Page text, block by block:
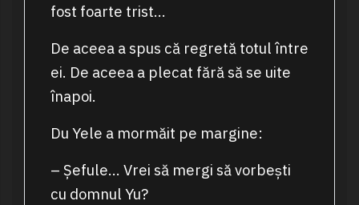
fost foarte trist…
De aceea a spus că regretă totul între
ei. De aceea a plecat fără să se uite
înapoi.
Du Yele a mormăit pe margine:
– Șefule… Vrei să mergi să vorbești
cu domnul Yu?